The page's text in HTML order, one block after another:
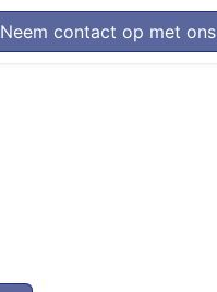
Neem contact op met ons